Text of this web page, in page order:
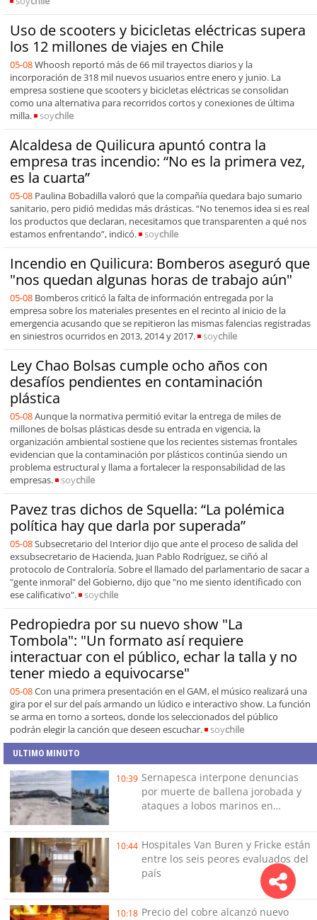
Uso de scooters y bicicletas eléctricas supera
los 12 millones de viajes en Chile
05-08Whoosh reportó más de 66 mil trayectos diarios y la
incorporación de 318 mil nuevos usuarios entre enero y junio. La
empresa sostiene que scooters y bicicletas eléctricas se consolidan
como una alternativa para recorridos cortos y conexiones de última
milla.
soychile
Alcaldesa de Quilicura apuntó contra la
empresa tras incendio: “No es la primera vez,
es la cuarta”
05-08 Paulina Bobadilla valoró que la compañía quedara bajo sumario
sanitario, pero pidió medidas más drásticas. “No tenemos idea si es real
los productos que declaran, necesitamos que transparenten a qué nos
estamos enfrentando”, indicó.
soychile
Incendio en Quilicura: Bomberos aseguró que
"nos quedan algunas horas de trabajo aún"
05-08 Bomberos criticó la falta de información entregada por la
empresa sobre los materiales presentes en el recinto al inicio de la
emergencia acusando que se repitieron las mismas falencias registradas
en siniestros ocurridos en 2013, 2014 y 2017.
soychile
Ley Chao Bolsas cumple ocho años con
desafíos pendientes en contaminación
plástica
05-08Aunque la normativa permitió evitar la entrega de miles de
millones de bolsas plásticas desde su entrada en vigencia, la
organización ambiental sostiene que los recientes sistemas frontales
evidencian que la contaminación por plásticos continúa siendo un
problema estructural y llama a fortalecer la responsabilidad de las
empresas.
soychile
Pavez tras dichos de Squella: “La polémica
política hay que darla por superada”
05-08Subsecretario del Interior dijo que ante el proceso de salida del
exsubsecretario de Hacienda, Juan Pablo Rodríguez, se ciñó al
protocolo de Contraloría. Sobre el llamado del parlamentario de sacar a
"gente inmoral" del Gobierno, dijo que "no me siento identificado con
ese calificativo".
soychile
Pedropiedra por su nuevo show "La
Tombola": "Un formato así requiere
interactuar con el público, echar la talla y no
tener miedo a equivocarse"
05-08Con una primera presentación en el GAM, el músico realizará una
gira por el sur del país armando un lúdico e interactivo show. La función
se arma en torno a sorteos, donde los seleccionados del público
podrán elegir la canción que deseen escuchar.
soychile
ULTIMO MINUTO
10:39 Sernapesca interpone denuncias
por muerte de ballena jorobada y
ataques a lobos marinos en
10:44 Hospitales Van Buren y Fricke están
entre los seis peores evaluados del
país
10:18 Precio del cobre alcanzó nuevo